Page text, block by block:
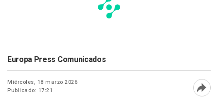
Europa Press Comunicados
Miércoles, 18 marzo 2026
Publicado: 17:21